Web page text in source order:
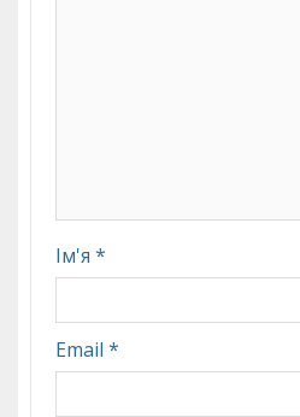
Ім'я *
Email *